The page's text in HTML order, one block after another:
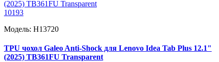
10193
Модель: H13720
TPU чохол Galeo Anti-Shock для Lenovo Idea Tab Plus 12.1"
(2025) TB361FU Transparent